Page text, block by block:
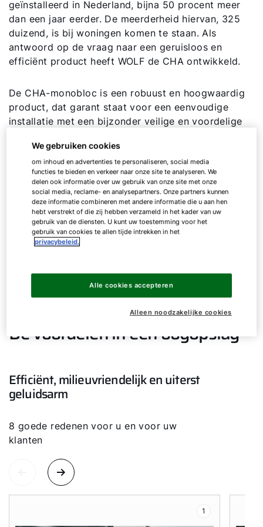
geïnstalleerd in Nederland, bijna 50 procent meer
dan een jaar eerder. De meerderheid hiervan, 325
duizend, is bij woningen komen te staan. Als
antwoord op de vraag naar een geruisloos en
efficiënt product heeft WOLF de CHA ontwikkeld.
De CHA-monobloc is een robuust en hoogwaardig
product, dat garant staat voor een eenvoudige
installatie met een bijzonder veilige en voordelige
07/400V
10/400V
De voordelen in een oogopslag
Efficiënt, milieuvriendelijk en uiterst
geluidsarm
8 goede redenen voor u en voor uw
klanten
1
We gebruiken cookies
om inhoud en advertenties te personaliseren, social media
functies te bieden en verkeer naar onze site te analyseren. We
delen ook informatie over uw gebruik van onze site met onze
social media, reclame- en analysepartners. Onze partners kunnen
deze informatie combineren met andere informatie die u aan hen
hebt verstrekt of die zij hebben verzameld in het kader van uw
gebruik van de diensten. U kunt uw toestemming voor het
gebruik van cookies te allen tijde intrekken in het
privacybeleid.
Alleen noodzakelijke cookies
Alle cookies accepteren